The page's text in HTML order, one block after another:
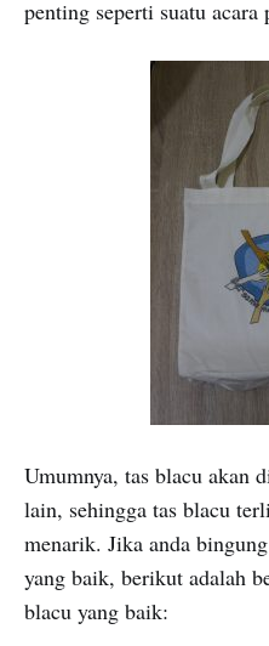
penting seperti suatu acara
Umumnya, tas blacu akan
lain, sehingga tas blacu
menarik. Jika anda
yang baik, berikut adalah
blacu yang baik: